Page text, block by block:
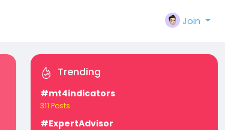
Join
Trending
#mt4indicators
311 Posts
#ExpertAdvisor